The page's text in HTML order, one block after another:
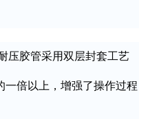
压胶管采用双层封套工艺
一倍以上，增强了操作过程